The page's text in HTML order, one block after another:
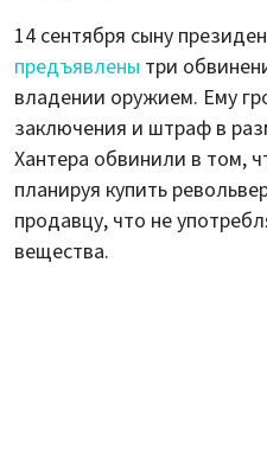
14 сентября сыну
предъявлены три
владении оружием. Ему
заключения и штраф в
Хантера обвинили в том,
планируя купить
продавцу, что не
вещества.